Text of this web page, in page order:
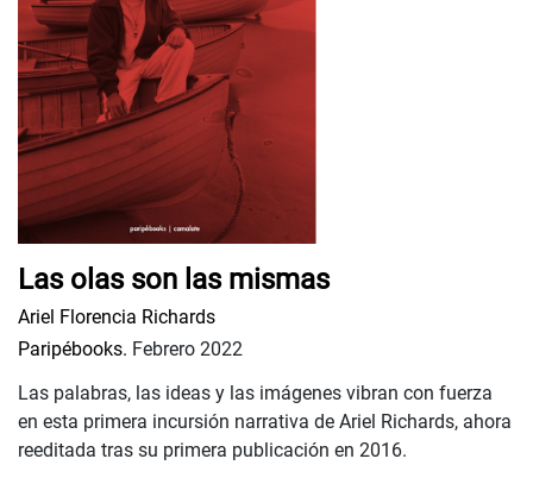
Las olas son las mismas
Ariel Florencia Richards
Paripébooks. Febrero 2022
Las palabras, las ideas y las imágenes vibran con fuerza
en esta primera incursión narrativa de Ariel Richards, ahora
reeditada tras su primera publicación en 2016.